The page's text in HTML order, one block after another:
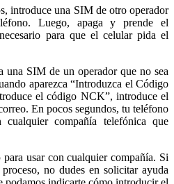
introduce una SIM de otro operador
Luego, apaga y prende el
para que el celular pida el
una SIM de un operador que no sea
aparezca “Introduzca el Código
el código NCK”, introduce el
En pocos segundos, tu teléfono
compañía telefónica que
usar con cualquier compañía. Si
no dudes en solicitar ayuda